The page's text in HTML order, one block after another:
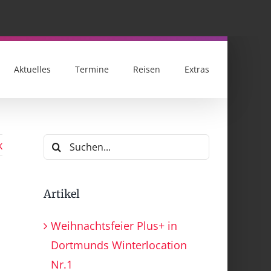
Aktuelles Termine Reisen Extras
Suche
nach:
Artikel
Weihnachtsfeier Plus+ in
Dortmunds Winterlocation
Nr.1